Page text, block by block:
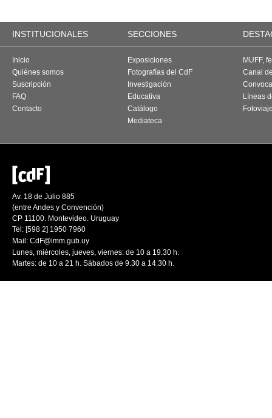
INSTITUCIONALES SECCIONES
Inicio
Quiénes somos
Suscripción
FAQ
Contacto
Exposiciones
Fotografías del CdF
Investigación
Educativa
Catálogo
Mediateca
MUFF,
Canal
Líneas
Av. 18 de Julio 885
(entre Andes y Convención)
CP 11100. Montevideo. Uruguay
Tel: [598 2] 1950 7960
Mail: CdF@imm.gub.uy
Lunes, miércoles, jueves, viernes: de 10 a 19.30 h.
Martes: de 10 a 21 h. Sábados de 9.30 a 14.30 h.